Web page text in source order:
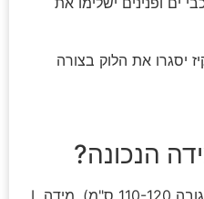
יסגרו את הלוק בצורה
הנכונה?